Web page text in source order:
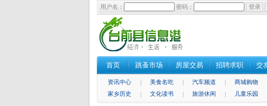
用户名： 密码：
首页 跳蚤市场 房屋交易 招聘求职 交
资讯中心 美食名吃 汽车频道 商城购物
家乡历史
文化读书 旅游休闲 儿童乐园